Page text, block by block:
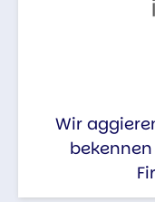
Wir